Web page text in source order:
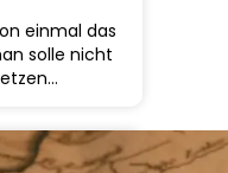
einmal das
solle nicht